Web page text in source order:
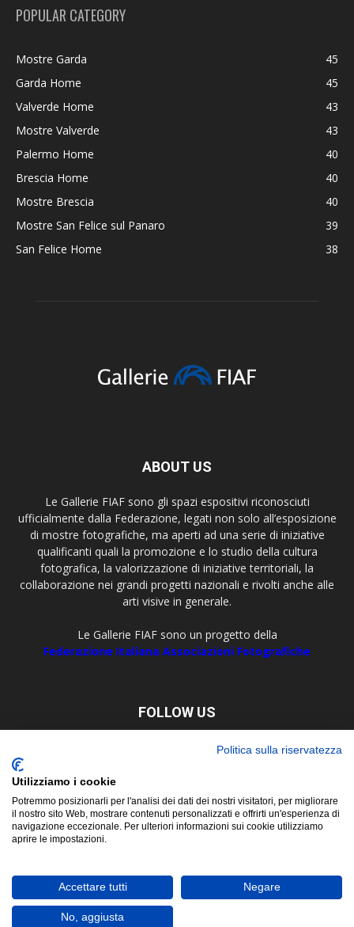
POPULAR CATEGORY
Mostre Garda
45
Garda Home
45
Valverde Home
43
Mostre Valverde
43
Palermo Home
40
Brescia Home
40
Mostre Brescia
40
Mostre San Felice sul Panaro
39
San Felice Home
38
ABOUT US
Le Gallerie FIAF sono gli spazi espositivi riconosciuti
ufficialmente dalla Federazione, legati non solo all’esposizione
di mostre fotografiche, ma aperti ad una serie di iniziative
qualificanti quali la promozione e lo studio della cultura
fotografica, la valorizzazione di iniziative territoriali, la
collaborazione nei grandi progetti nazionali e rivolti anche alle
arti visive in generale.
Le Gallerie FIAF sono un progetto della
Federazione Italiana Associazioni Fotografiche
FOLLOW US
© Copyright 2019 ©FIAF - Federazione Italiana Associazioni
Fotografiche
Corso San Martino, 8 - 10122 Torino Tel. +39 011 5629479 P. Iva e C.F.
Politica sulla riservatezza
Utilizziamo i cookie
Potremmo posizionarli per l'analisi dei dati dei nostri visitatori, per migliorare
il nostro sito Web, mostrare contenuti personalizzati e offrirti un'esperienza di
navigazione eccezionale. Per ulteriori informazioni sui cookie utilizziamo
aprire le impostazioni.
Accettare tutti Negare
No, aggiusta